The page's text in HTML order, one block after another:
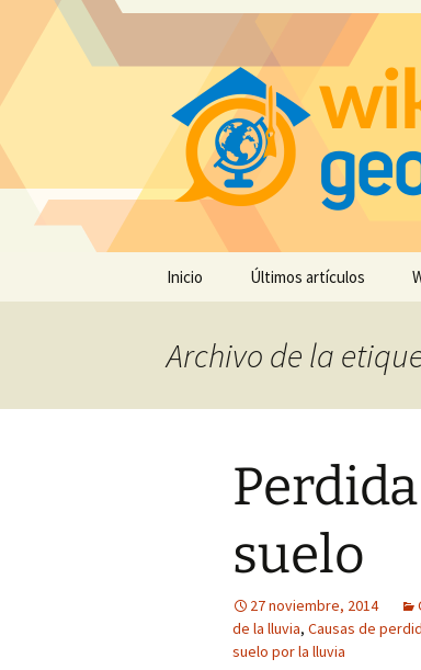
Inicio Últimos artículos
Archivo de la
suelo
27 noviembre, 2014
de la lluvia, Causas de
suelo por la lluvia